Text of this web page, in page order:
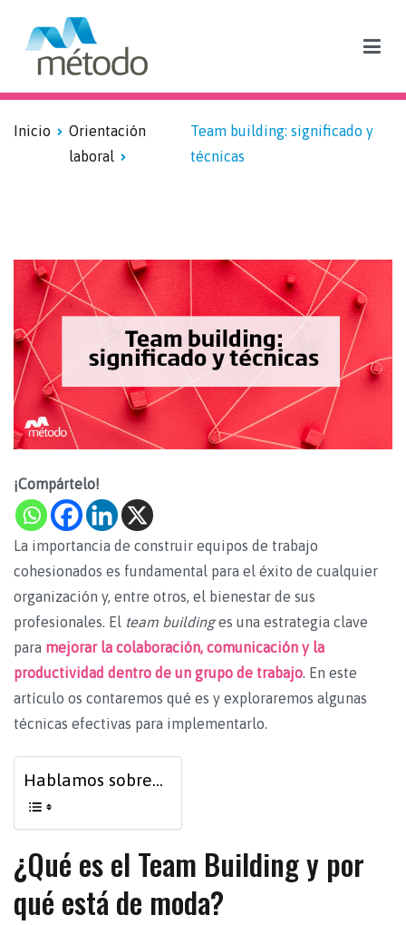
Blog sobre formación subvencionada y empleo
Inicio
Orientación
laboral
Team building: significado y
técnicas
¡Compártelo!
La importancia de construir equipos de trabajo
cohesionados es fundamental para el éxito de cualquier
organización y, entre otros, el bienestar de sus
profesionales. El team buildinges una estrategia clave
para mejorar la colaboración, comunicación y la
productividad dentro de un grupo de trabajo. En este
artículo os contaremos qué es y exploraremos algunas
técnicas efectivas para implementarlo.
Hablamos sobre...
¿Qué es el Team Building y por
qué está de moda?